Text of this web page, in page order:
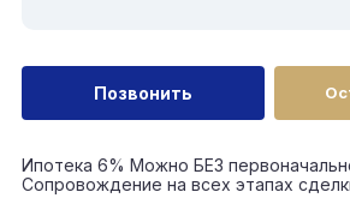
Позвонить
Ипотека 6% Можно БЕЗ
Сопровождение на всех этапах